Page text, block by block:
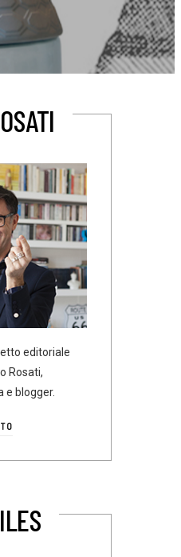
editoriale
Rosati,
e blogger.